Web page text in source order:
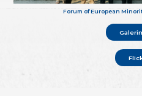
Forum of European